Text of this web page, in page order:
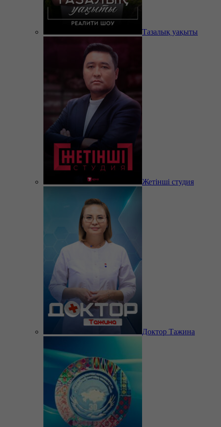
Тазалық уақыты
Жетінші студия
Доктор Тажина